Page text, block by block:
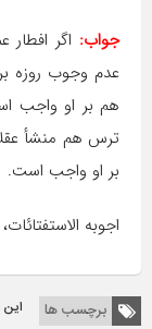
جواب: اگر
عدم وجوب روزه
هم بر او واجب
ترس هم منشأ
بر او واجب است.
اجوبه الاستفتائات،
برچسب ها